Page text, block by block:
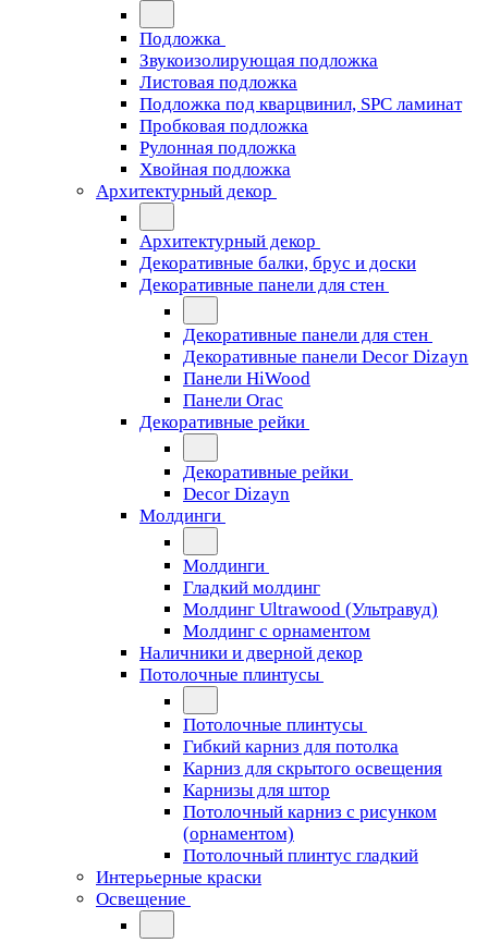
Подложка
Звукоизолирующая подложка
Листовая подложка
Подложка под кварцвинил, SPC ламинат
Пробковая подложка
Рулонная подложка
Хвойная подложка
Архитектурный декор
Архитектурный декор
Декоративные балки, брус и доски
Декоративные панели для стен
Декоративные панели для стен
Декоративные панели Decor Dizayn
Панели HiWood
Панели Orac
Декоративные рейки
Декоративные рейки
Decor Dizayn
Молдинги
Молдинги
Гладкий молдинг
Молдинг Ultrawood (Ультравуд)
Молдинг с орнаментом
Наличники и дверной декор
Потолочные плинтусы
Потолочные плинтусы
Гибкий карниз для потолка
Карниз для скрытого освещения
Карнизы для штор
Потолочный карниз с рисунком
(орнаментом)
Потолочный плинтус гладкий
Интерьерные краски
Освещение